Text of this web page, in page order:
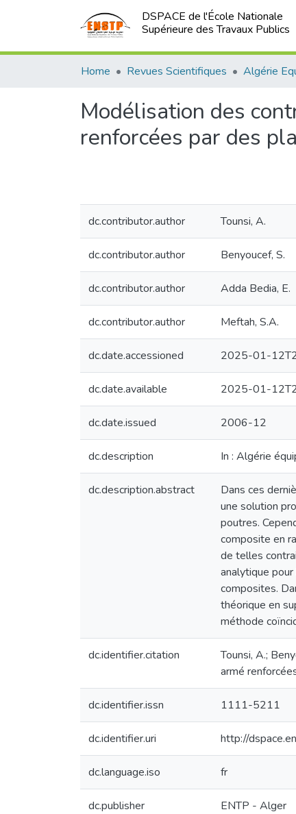
DSPACE de l'École Nationale
Supérieure des Travaux Publics
Home Revues Scientifiques Algérie
Modélisation des
renforcées par des
dc.contributor.author Tounsi, A.
dc.contributor.author Benyoucef, S.
dc.contributor.author Adda Bedia, E.
dc.contributor.author Meftah, S.A.
dc.date.accessioned 2025-01-
dc.date.available 2025-01-
dc.date.issued 2006-12
dc.description In : Algérie
dc.description.abstract
Dans ces
une solution
poutres.
composite en
de telles
analytique
composites.
théorique en
méthode
dc.identifier.citation
Tounsi, A.;
armé
dc.identifier.issn 1111-5211
dc.identifier.uri http://
dc.language.iso fr
dc.publisher ENTP - Alger